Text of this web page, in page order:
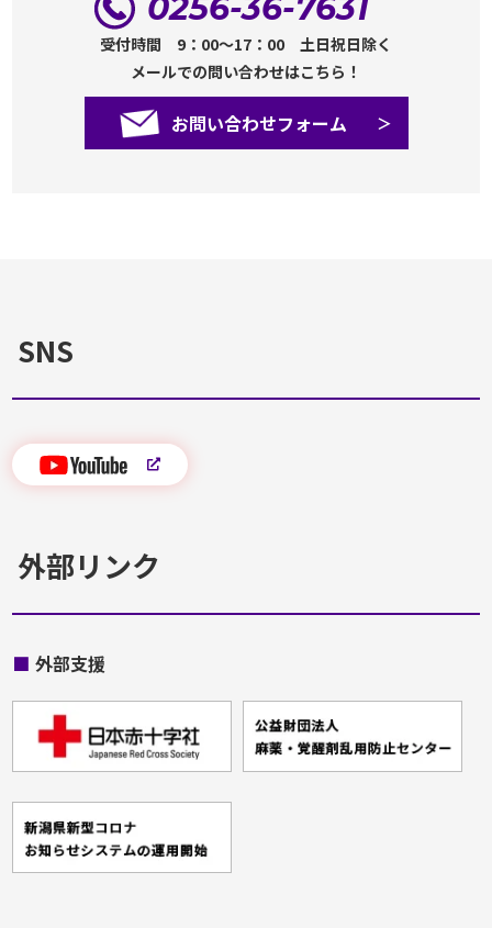
受付時間 9：00～17：00 土日祝日除く
メールでの問い合わせはこちら！
お問い合わせフォーム
SNS
外部リンク
■ 外部支援